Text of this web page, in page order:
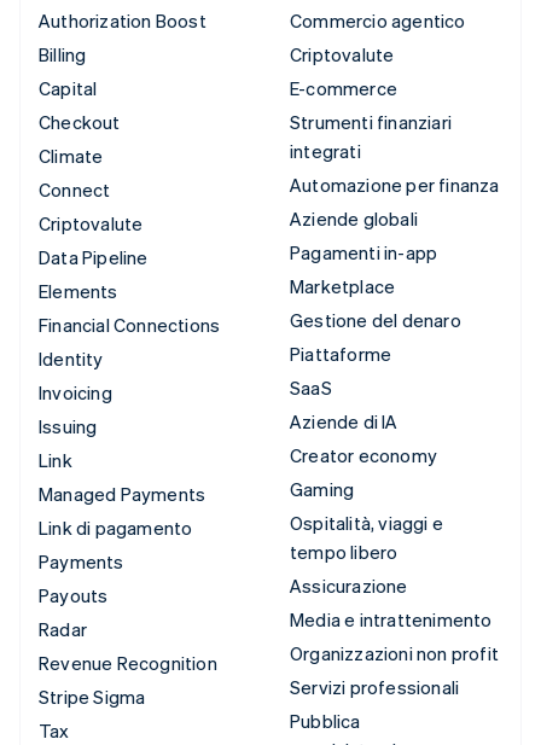
Authorization Boost
Billing
Capital
Checkout
Climate
Connect
Criptovalute
Data Pipeline
Elements
Financial Connections
Identity
Invoicing
Issuing
Link
Managed Payments
Link di pagamento
Payments
Payouts
Radar
Revenue Recognition
Stripe Sigma
Tax
Commercio agentico
Criptovalute
E-commerce
Strumenti finanziari
integrati
Automazione per finanza
Aziende globali
Pagamenti in-app
Marketplace
Gestione del denaro
Piattaforme
SaaS
Aziende di IA
Creator economy
Gaming
Ospitalità, viaggi e
tempo libero
Assicurazione
Media e intrattenimento
Organizzazioni non profit
Servizi professionali
Pubblica